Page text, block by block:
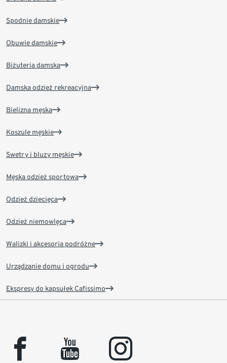
Spodnie damskie
Obuwie damskie
Biżuteria damska
Damska odzież rekreacyjna
Bielizna męska
Koszule męskie
Swetry i bluzy męskie
Męska odzież sportowa
Odzież dziecięca
Odzież niemowlęca
Walizki i akcesoria podróżne
Urządzanie domu i ogrodu
Ekspresy do kapsułek Cafissimo
facebook youtube instagram